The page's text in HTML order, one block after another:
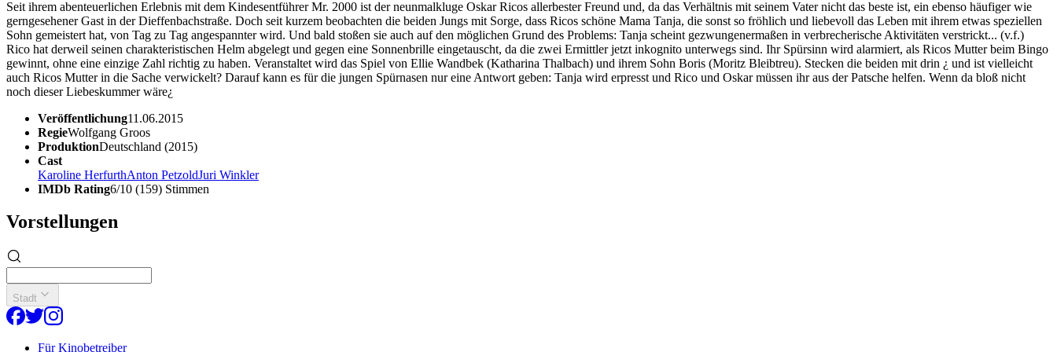
Seit ihrem abenteuerlichen Erlebnis mit dem Kindesentführer Mr. 2000 ist der neunmalkluge Oskar Ricos allerbester Freund und, da das Verhältnis mit seinem Vater nicht das beste ist, ein ebenso häufiger wie
gerngesehener Gast in der Dieffenbachstraße. Doch seit kurzem beobachten die beiden Jungs mit Sorge, dass Ricos schöne Mama Tanja, die sonst so fröhlich und liebevoll das Leben mit ihrem etwas speziellen
Sohn gemeistert hat, von Tag zu Tag angespannter wird. Und bald stoßen sie auch auf den möglichen Grund des Problems: Tanja scheint gezwungenermaßen in verbrecherische Aktivitäten verstrickt... (v.f.)
Rico hat derweil seinen charakteristischen Helm abgelegt und gegen eine Sonnenbrille eingetauscht, da die zwei Ermittler jetzt inkognito unterwegs sind. Ihr Spürsinn wird alarmiert, als Ricos Mutter beim Bingo
gewinnt, ohne eine einzige Zahl richtig zu haben. Veranstaltet wird das Spiel von Ellie Wandbek (Katharina Thalbach) und ihrem Sohn Boris (Moritz Bleibtreu). Stecken die beiden mit drin ¿ und ist vielleicht
auch Ricos Mutter in die Sache verwickelt? Darauf kann es für die jungen Spürnasen nur eine Antwort geben: Tanja wird erpresst und Rico und Oskar müssen ihr aus der Patsche helfen. Wenn da bloß nicht
noch dieser Liebeskummer wäre¿
Veröffentlichung11.06.2015
RegieWolfgang Groos
ProduktionDeutschland (2015)
Cast
Karoline HerfurthAnton PetzoldJuri Winkler
IMDb Rating6/10 (159) Stimmen
Vorstellungen
Stadt
Für Kinobetreiber